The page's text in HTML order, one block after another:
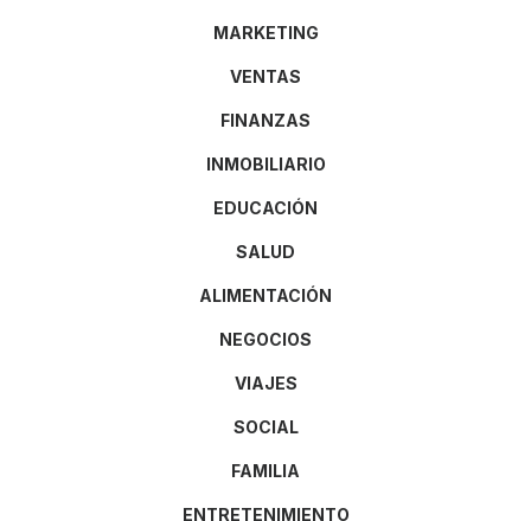
MARKETING
VENTAS
FINANZAS
INMOBILIARIO
EDUCACIÓN
SALUD
ALIMENTACIÓN
NEGOCIOS
VIAJES
SOCIAL
FAMILIA
ENTRETENIMIENTO